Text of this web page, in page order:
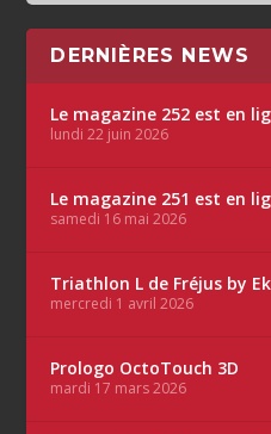
DERNIÈRES NEWS
Le magazine 252 est en
lundi 22 juin 2026
Le magazine 251 est en
samedi 16 mai 2026
Triathlon L de Fréjus by
mercredi 1 avril 2026
Prologo OctoTouch 3D
mardi 17 mars 2026